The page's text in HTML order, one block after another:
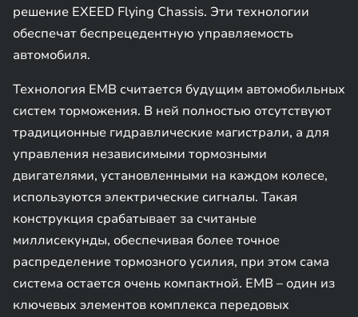
решение EXEED Flying Chassis. Эти технологии
обеспечат беспрецедентную управляемость
автомобиля.
Технология EMB считается будущим автомобильных
систем торможения. В ней полностью отсутствуют
традиционные гидравлические магистрали, а для
управления независимыми тормозными
двигателями, установленными на каждом колесе,
используются электрические сигналы. Такая
конструкция срабатывает за считаные
миллисекунды, обеспечивая более точное
распределение тормозного усилия, при этом сама
система остается очень компактной. EMB – один из
ключевых элементов комплекса передовых